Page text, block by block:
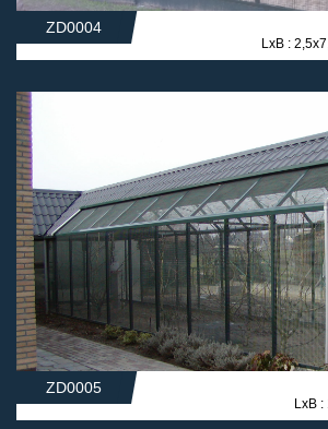
ZD0004
LxB :
ZD0005
LxB :